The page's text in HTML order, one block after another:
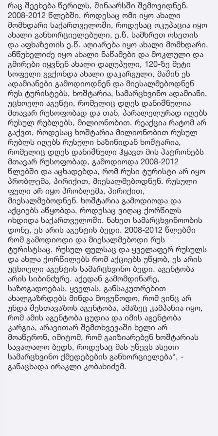
რაც შეეხება წერილს, შინაარსში შემოვიდნენ.
2008-2012 წლებში, როდესაც ომი იყო ახალი
მომხდარი საქართველოში, როდესაც ოკუპაცია იყო
ახალი განხორციელებული, ე.წ. სამხრეთ ოსეთის
და აფხაზეთის ე.წ. აღიარება იყო ახალი მომხდარი,
ანწუხელიძე იყო ახალი ნაწამები და მოკლული და
გმირები იყვნენ ახალი დაღუპული, 120-ზე მეტი
სოფელი გვქონდა ახალი დაკარგული, მაშინ ეს
ადამიანები გამოდიოდნენ და მიესალმებოდნენ
რუს ტურისტებს, ხოშტარია, სამარცხვინო ადამიანი,
უცხოელი აგენტი, რომელიც დღეს დანიშნულია
მთავარ რუსოფობად და თან, პარალელურად იღებს
რუსულ რუბლებს, მილიონობით. რეაქცია რატომ არ
გაქვთ, როდესაც ხოშტარია მილიონობით რუსულ
რუბლს იღებს რუსული ხაზინიდან ხოშტარია,
რომელიც დღეს დანიშნული ჰყავთ მის პატრონებს
მთავარ რუსოფობად, გამოდიოდა 2008-2012
წლებში და აცხადებდა, რომ რუსი ტურისტი არ იყო
პრობლემა, პირიქით, მიესალმებოდნენ. რუსული
ფული არ იყო პრობლემა, პირიქით,
მიესალმებოდნენ. ხოშტარია გამოდიოდა და
აქციებს აწყობდა, როდესაც ვიღაც ქორწილს
იხდიდა საქართველოში. ნახეთ სამარცხვინოობის
დონე, ეს არის აგენტის ბედი. 2008-2012 წლებში
რომ გამოდიოდი და მიესალმებოდი რუს
ტურისტსაც, რუსულ ფულსაც და ყველაფერ რუსულს
და ახლა ქორწილებს რომ აქციებს უწყობ, ეს არის
უცხოელი აგენტის სამარცხვინო ბედი. აგენტობა
არის სიბინძურე. აქედან გამომდინარე,
საზოგადოებას, ყველას, განსაკუთრებით
ახალგაზრდებს მინდა მოვუწოდო, რომ ვინც არ
უნდა შესთავაზოს აგენტობა, ამაზეც კამპანია იყო,
რომ ამის აგენტობა ცუდია და იმის აგენტობა
კარგია, არავითარ შემთხვევაში ხელი არ
მოაწერონ, იმიტომ, რომ გაიზიარებენ ხოშტარიას
სავალალო ბედს, როდესაც მას უწევს ასეთი
სამარცხვინო ქმედებების განხორციელება“, -
განაცხადა ირაკლი კობახიძემ.